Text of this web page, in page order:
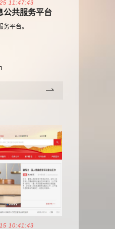
11:47:43
公共服务平台
平台。
10:41:43